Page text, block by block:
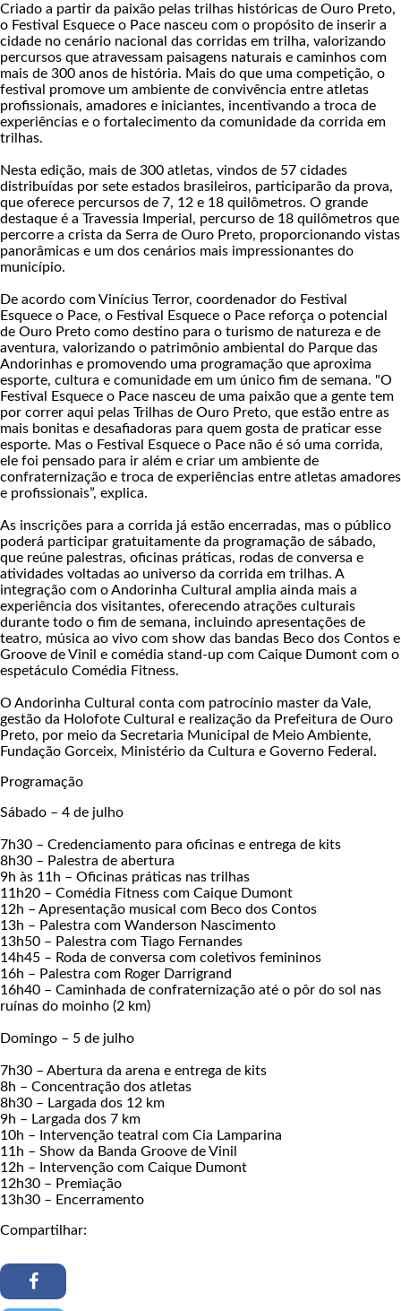
Criado a partir da paixão pelas trilhas históricas de Ouro Preto,
o Festival Esquece o Pace nasceu com o propósito de inserir a
cidade no cenário nacional das corridas em trilha, valorizando
percursos que atravessam paisagens naturais e caminhos com
mais de 300 anos de história. Mais do que uma competição, o
festival promove um ambiente de convivência entre atletas
profissionais, amadores e iniciantes, incentivando a troca de
experiências e o fortalecimento da comunidade da corrida em
trilhas.
Nesta edição, mais de 300 atletas, vindos de 57 cidades
distribuídas por sete estados brasileiros, participarão da prova,
que oferece percursos de 7, 12 e 18 quilômetros. O grande
destaque é a Travessia Imperial, percurso de 18 quilômetros que
percorre a crista da Serra de Ouro Preto, proporcionando vistas
panorâmicas e um dos cenários mais impressionantes do
município.
De acordo com Vinícius Terror, coordenador do Festival
Esquece o Pace, o Festival Esquece o Pace reforça o potencial
de Ouro Preto como destino para o turismo de natureza e de
aventura, valorizando o patrimônio ambiental do Parque das
Andorinhas e promovendo uma programação que aproxima
esporte, cultura e comunidade em um único fim de semana. "O
Festival Esquece o Pace nasceu de uma paixão que a gente tem
por correr aqui pelas Trilhas de Ouro Preto, que estão entre as
mais bonitas e desafiadoras para quem gosta de praticar esse
esporte. Mas o Festival Esquece o Pace não é só uma corrida,
ele foi pensado para ir além e criar um ambiente de
confraternização e troca de experiências entre atletas amadores
e profissionais”, explica.
As inscrições para a corrida já estão encerradas, mas o público
poderá participar gratuitamente da programação de sábado,
que reúne palestras, oficinas práticas, rodas de conversa e
atividades voltadas ao universo da corrida em trilhas. A
integração com o Andorinha Cultural amplia ainda mais a
experiência dos visitantes, oferecendo atrações culturais
durante todo o fim de semana, incluindo apresentações de
teatro, música ao vivo com show das bandas Beco dos Contos e
Groove de Vinil e comédia stand-up com Caique Dumont com o
espetáculo Comédia Fitness.
O Andorinha Cultural conta com patrocínio master da Vale,
gestão da Holofote Cultural e realização da Prefeitura de Ouro
Preto, por meio da Secretaria Municipal de Meio Ambiente,
Fundação Gorceix, Ministério da Cultura e Governo Federal.
Programação
Sábado – 4 de julho
7h30 – Credenciamento para oficinas e entrega de kits
8h30 – Palestra de abertura
9h às 11h – Oficinas práticas nas trilhas
11h20 – Comédia Fitness com Caique Dumont
12h – Apresentação musical com Beco dos Contos
13h – Palestra com Wanderson Nascimento
13h50 – Palestra com Tiago Fernandes
14h45 – Roda de conversa com coletivos femininos
16h – Palestra com Roger Darrigrand
16h40 – Caminhada de confraternização até o pôr do sol nas
ruínas do moinho (2 km)
Domingo – 5 de julho
7h30 – Abertura da arena e entrega de kits
8h – Concentração dos atletas
8h30 – Largada dos 12 km
9h – Largada dos 7 km
10h – Intervenção teatral com Cia Lamparina
11h – Show da Banda Groove de Vinil
12h – Intervenção com Caique Dumont
12h30 – Premiação
13h30 – Encerramento
Compartilhar: